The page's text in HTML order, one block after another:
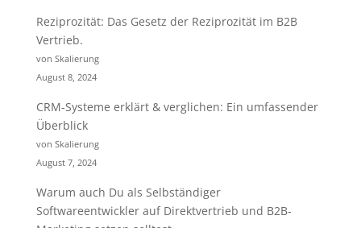
Reziprozität: Das Gesetz der Reziprozität im B2B
Vertrieb.
von Skalierung
August 8, 2024
CRM-Systeme erklärt & verglichen: Ein umfassender
Überblick
von Skalierung
August 7, 2024
Warum auch Du als Selbständiger
Softwareentwickler auf Direktvertrieb und B2B-